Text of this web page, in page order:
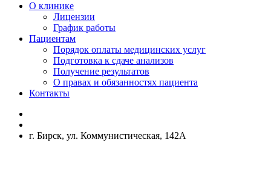
О клинике
Лицензии
График работы
Пациентам
Порядок оплаты медицинских услуг
Подготовка к сдаче анализов
Получение результатов
О правах и обязанностях пациента
Контакты
г. Бирск, ул. Коммунистическая, 142А